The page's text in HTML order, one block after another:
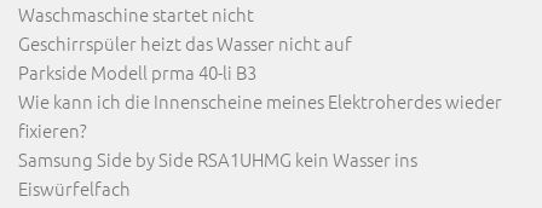
Waschmaschine startet nicht
Geschirrspüler heizt das Wasser nicht auf
Parkside Modell prma 40-li B3
Wie kann ich die Innenscheine meines Elektroherdes wieder
fixieren?
Samsung Side by Side RSA1UHMG kein Wasser ins
Eiswürfelfach